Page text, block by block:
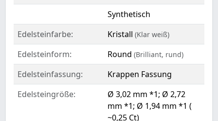
Synthetisch
Edelsteinfarbe:
Kristall (Klar weiß)
Edelsteinform: Round (Brilliant, rund)
Edelsteinfassung:
Krappen Fassung
Edelsteingröße:
Ø 3,02 mm *1; Ø 2,72
mm *1; Ø 1,94 mm *1 (
~0,25 Ct)